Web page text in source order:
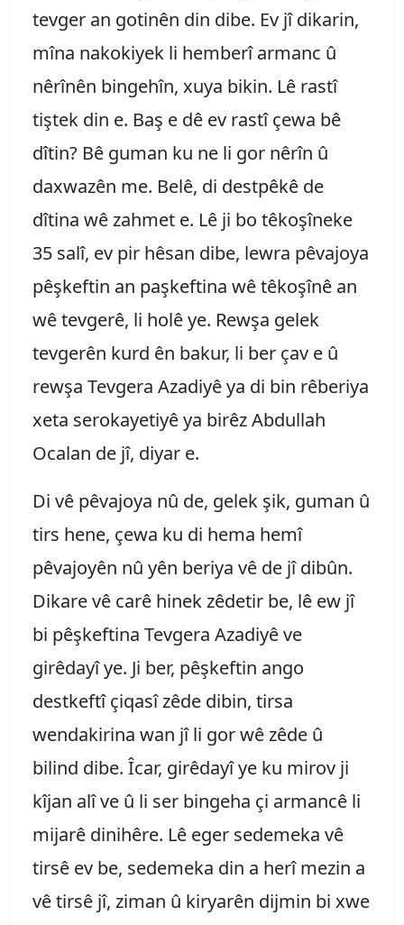
tevger an gotinên din dibe. Ev jî dikarin,
mîna nakokiyek li hemberî armanc û
nêrînên bingehîn, xuya bikin. Lê rastî
tiştek din e. Baş e dê ev rastî çewa bê
dîtin? Bê guman ku ne li gor nêrîn û
daxwazên me. Belê, di destpêkê de
dîtina wê zahmet e. Lê ji bo têkoşîneke
35 salî, ev pir hêsan dibe, lewra pêvajoya
pêşkeftin an paşkeftina wê têkoşînê an
wê tevgerê, li holê ye. Rewşa gelek
tevgerên kurd ên bakur, li ber çav e û
rewşa Tevgera Azadiyê ya di bin rêberiya
xeta serokayetiyê ya birêz Abdullah
Ocalan de jî, diyar e.
Di vê pêvajoya nû de, gelek şik, guman û
tirs hene, çewa ku di hema hemî
pêvajoyên nû yên beriya vê de jî dibûn.
Dikare vê carê hinek zêdetir be, lê ew jî
bi pêşkeftina Tevgera Azadiyê ve
girêdayî ye. Ji ber, pêşkeftin ango
destkeftî çiqasî zêde dibin, tirsa
wendakirina wan jî li gor wê zêde û
bilind dibe. Îcar, girêdayî ye ku mirov ji
kîjan alî ve û li ser bingeha çi armancê li
mijarê dinihêre. Lê eger sedemeka vê
tirsê ev be, sedemeka din a herî mezin a
vê tirsê jî, ziman û kiryarên dijmin bi xwe